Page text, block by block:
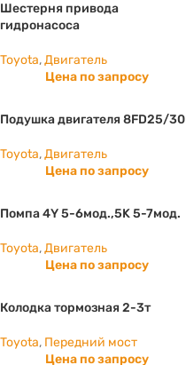
Шестерня привода
гидронасоса
Toyota,Двигатель
Цена по запросу
Подушка двигателя 8FD25/30
Toyota,Двигатель
Цена по запросу
Помпа 4Y 5-6мод.,5K 5-7мод.
Toyota,Двигатель
Цена по запросу
Колодка тормозная 2-3т
Toyota, Передний мост
Цена по запросу